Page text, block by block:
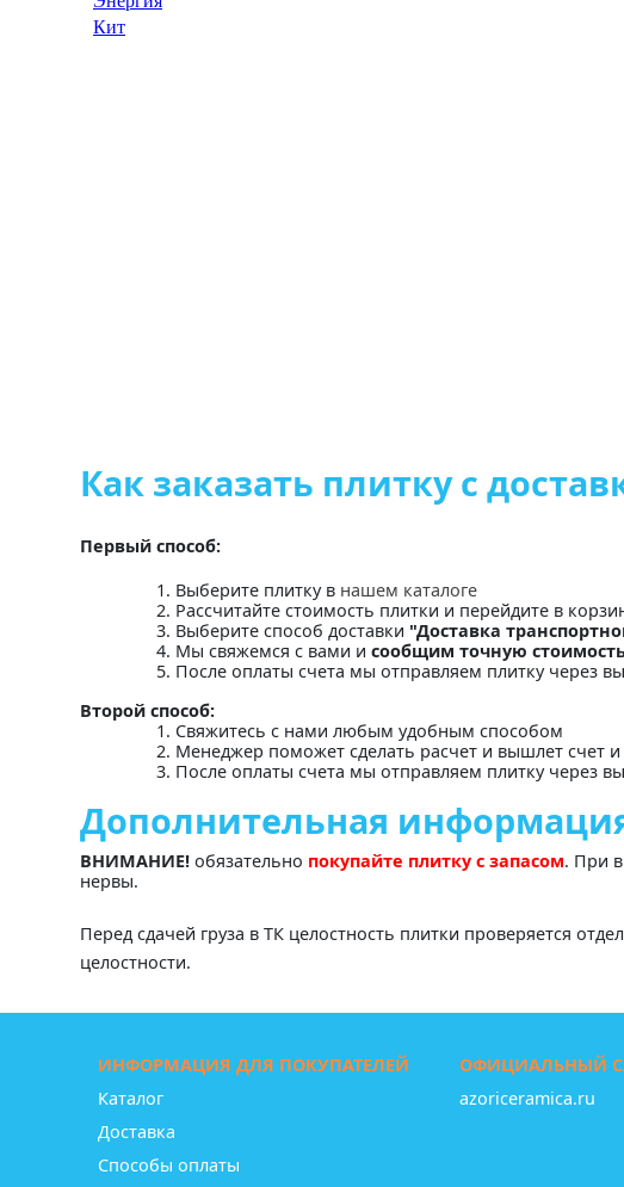
Как заказать плитку с
Первый способ:
Выберите плитку в нашем каталоге
Рассчитайте стоимость плитки и перейдите в
Выберите способ доставки "Доставка
Мы свяжемся с вами и сообщим точную
После оплаты счета мы отправляем плитку через
Второй способ:
Свяжитесь с нами любым удобным способом
Менеджер поможет сделать расчет и вышлет счет
После оплаты счета мы отправляем плитку через
Дополнительная
ВНИМАНИЕ! обязательно покупайте плитку с запасом. При
нервы.
Перед сдачей груза в ТК целостность плитки проверяется
целостности.
ИНФОРМАЦИЯ ДЛЯ ПОКУПАТЕЛЕЙ
Каталог
Доставка
Способы оплаты
ОФИЦИАЛЬНЫЙ
azoriceramica.ru